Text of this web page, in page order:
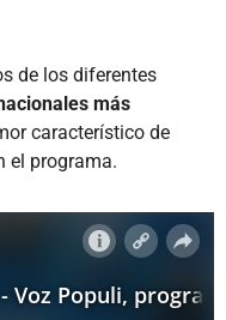
de los diferentes
más
característico de
el programa.